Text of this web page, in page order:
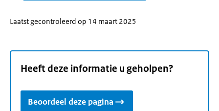
Laatst gecontroleerd op 14 maart 2025
Heeft deze informatie u geholpen?
Beoordeel deze pagina